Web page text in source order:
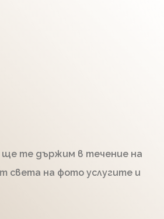
ще те държим в течение на
света на фото услугите и